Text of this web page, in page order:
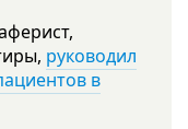
руководил
в